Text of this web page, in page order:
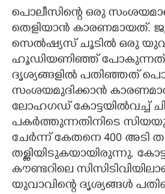
പൊലീസിന്റെ ഒരു
തെളിയാൻ കാരണമായത്.
സെൽഷ്യസ് ചൂടിൽ ഒരു
ഹൂഡിയണിഞ്ഞ് പോകുന്നത്
ദൃശ്യങ്ങളിൽ പതിഞ്ഞത്
സംശയമുദിക്കാൻ
ലോഹഗഡ് കോട്ടയിൽവച്ച്
പകർത്തുന്നതിനിടെ
ചേർന്ന് കേതനെ 400 അടി
തള്ളിയിടുകയായിരുന്നു.
കൗണ്ടറിലെ
യുവാവിന്റെ ദൃശ്യങ്ങൾ